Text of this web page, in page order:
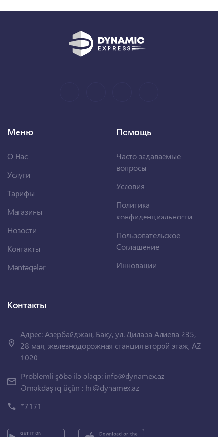
Меню
О Нас
Услуги
Тарифы
Магазины
Новости
Контакты
Məntəqələr
Помощь
Часто задаваемые
вопросы
Условия
Политика
конфиденциальности
Пользовательское
Соглашение
Инновации
Контакты
Адрес: Азербайджан, Баку, ул. Дилара Алиева 235,
28 мая, железнодорожная станция второй этаж, AZ
1020
Problemli şöbə ilə əlaqə: info@dynamex.az
Əməkdaşlıq üçün : hr@dynamex.az
*7171